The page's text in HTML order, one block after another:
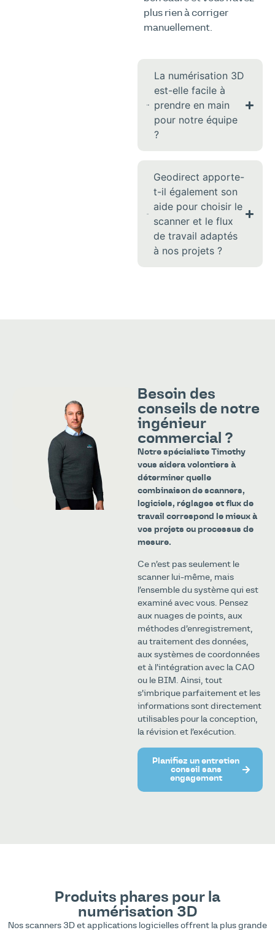
plus rien à corriger
manuellement.
La numérisation 3D
est-elle facile à
prendre en main
pour notre équipe
?
Geodirect apporte-
t-il également son
aide pour choisir le
scanner et le flux
de travail adaptés
à nos projets ?
Besoin des
conseils de notre
ingénieur
commercial ?
Notre spécialiste Timothy
vous aidera volontiers à
déterminer quelle
combinaison de scanners,
logiciels, réglages et flux de
travail correspond le mieux à
vos projets ou processus de
mesure.
Ce n’est pas seulement le
scanner lui-même, mais
l’ensemble du système qui est
examiné avec vous. Pensez
aux nuages de points, aux
méthodes d’enregistrement,
au traitement des données,
aux systèmes de coordonnées
et à l’intégration avec la CAO
ou le BIM. Ainsi, tout
s’imbrique parfaitement et les
informations sont directement
utilisables pour la conception,
la révision et l’exécution.
Planifiez un entretien
conseil sans
engagement
Produits phares pour la
numérisation 3D
Nos scanners 3D et applications logicielles offrent la plus grande